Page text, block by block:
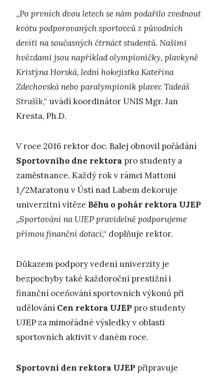
„Po prvních dvou letech se nám podařilo zvednout
kvótu podporovaných sportovců z původních
devíti na současných čtrnáct studentů. Našimi
hvězdami jsou například olympioničky, plavkyně
Kristýna Horská, lední hokejistka Kateřina
Zdechovská nebo paralympionik plavec Tadeáš
Strašík,“ uvádí koordinátor UNIS Mgr. Jan
Kresta, Ph.D.
V roce 2016 rektor doc. Balej obnovil pořádání
Sportovního dne rektora pro studenty a
zaměstnance. Každý rok v rámci Mattoni
1/2Maratonu v Ústí nad Labem dekoruje
univerzitní vítěze Běhu o pohár rektora UJEP
„Sportování na UJEP pravidelně podporujeme
přímou finanční dotací,“ doplňuje rektor.
Důkazem podpory vedení univerzity je
bezpochyby také každoroční prestižní i
finanční oceňování sportovních výkonů při
udělování Cen rektora UJEP pro studenty
UJEP za mimořádné výsledky v oblasti
sportovních aktivit v daném roce.
Sportovní den rektora UJEP připravuje